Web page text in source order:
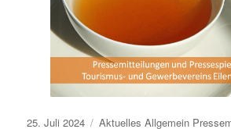
Veröffentlicht
25. Juli 2024 Aktuelles Allgemein